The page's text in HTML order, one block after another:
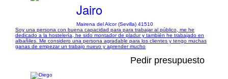
Jairo
Mairena del Alcor (Sevilla) 41510
Soy una persona con buena capacidad para para trabajar al público, me he
dedicado a la hostelería, he sido montador de pladur y también he trabajado en
albañiles. Me considero una persona agradable para los clientes y tengo muchas
ganas de empezar un trabajo nuevo y aprender mucho
Pedir presupuesto